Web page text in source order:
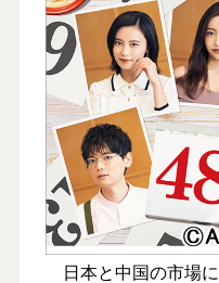
日本と中国の市場